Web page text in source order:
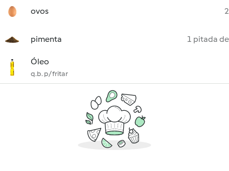
ovos 2
pimenta 1 pitada de
Óleo
q.b. p/ fritar